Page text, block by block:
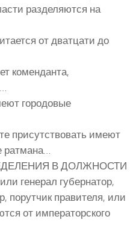
разделяются на
от дватцати до
коменданта,
городовые
присутствовать имеют
В ДОЛЖНОСТИ
генерал губернатор,
порутчик правителя, или
от императорского